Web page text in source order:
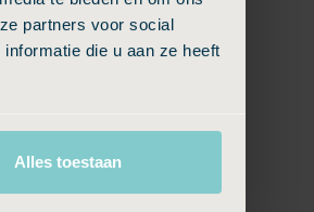
partners voor social
die u aan ze heeft
Alles toestaan